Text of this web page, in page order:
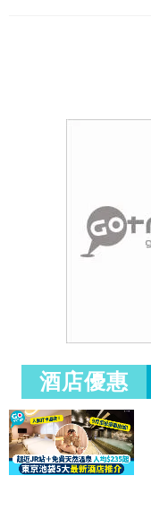
酒店優惠